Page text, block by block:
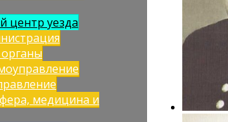
центр уезда
медицина и